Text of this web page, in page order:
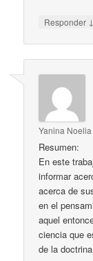
Responder ↓
Yanina
Resumen:
En este
informar
acerca de
en el
aquel
ciencia que
de la